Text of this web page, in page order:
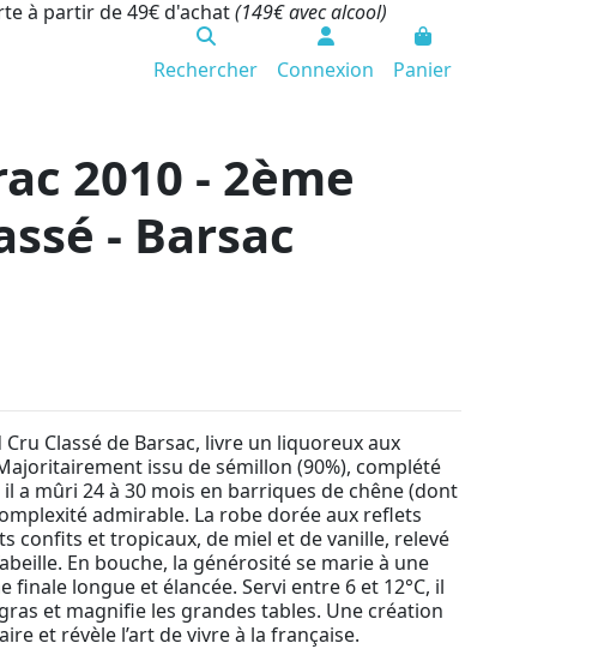
à partir de 49€ d'achat(149€ avec alcool)
Rechercher Connexion
Panier
2010 - 2ème
- Barsac
Classé de Barsac, livre un liquoreux aux
issu de sémillon (90%), complété
a mûri 24 à 30 mois en barriques de chêne (dont
admirable. La robe dorée aux reflets
confits et tropicaux, de miel et de vanille, relevé
En bouche, la générosité se marie à une
longue et élancée. Servi entre 6 et 12°C, il
et magnifie les grandes tables. Une création
et révèle l’art de vivre à la française.